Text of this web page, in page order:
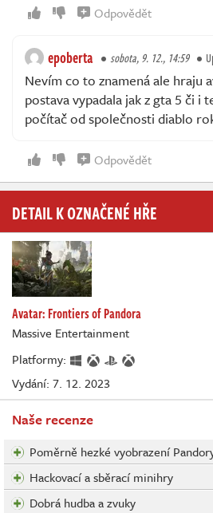
Odpovědět
epoberta sobota, 9. 12., 14:59
Nevím co to znamená ale hraju
postava vypadala jak z gta 5 či i
počítač od společnosti diablo
Odpovědět
DETAIL K OZNAČENÉ HŘE
Avatar: Frontiers of Pandora
Massive Entertainment
Platformy:
Vydání: 7. 12. 2023
Naše recenze
Poměrně hezké vyobrazení
Hackovací a sběrací minihry
Dobrá hudba a zvuky